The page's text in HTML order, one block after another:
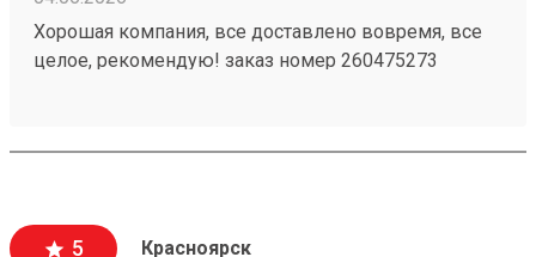
Хорошая компания, все доставлено вовремя, все
целое, рекомендую! заказ номер 260475273
5 Красноярск